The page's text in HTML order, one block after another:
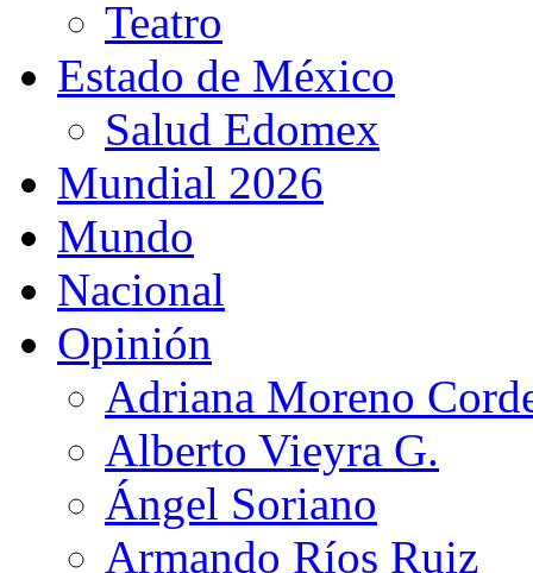
Teatro
Estado de México
Salud Edomex
Mundial 2026
Mundo
Nacional
Opinión
Adriana Moreno
Alberto Vieyra G.
Ángel Soriano
Armando Ríos Ruiz